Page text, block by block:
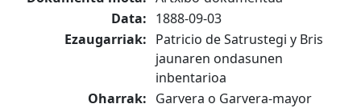
Data: 1888-09-03
Ezaugarriak: Patricio de Satrustegi y Bris
jaunaren ondasunen
inbentarioa
Oharrak: Garvera o Garvera-mayor